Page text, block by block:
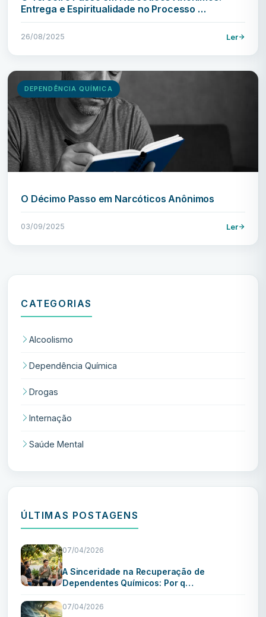
Entrega e Espiritualidade no Processo …
26/08/2025 Ler
DEPENDÊNCIA QUÍMICA
O Décimo Passo em Narcóticos Anônimos
03/09/2025 Ler
CATEGORIAS
Alcoolismo
Dependência Química
Drogas
Internação
Saúde Mental
ÚLTIMAS POSTAGENS
07/04/2026
A Sinceridade na Recuperação de
Dependentes Químicos: Por q…
07/04/2026